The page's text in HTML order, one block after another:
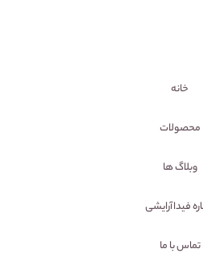
خانه
محصولات
وبلاگ ها
فیداآرایشی
تماس با ما